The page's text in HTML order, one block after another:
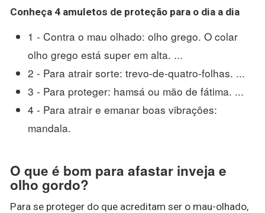
Conheça 4 amuletos de proteção para o dia a dia
1 - Contra o mau olhado: olho grego. O colar
olho grego está super em alta. ...
2 - Para atrair sorte: trevo-de-quatro-folhas. ...
3 - Para proteger: hamsá ou mão de fátima. ...
4 - Para atrair e emanar boas vibrações:
mandala.
O que é bom para afastar inveja e
olho gordo?
Para se proteger do que acreditam ser o mau-olhado,